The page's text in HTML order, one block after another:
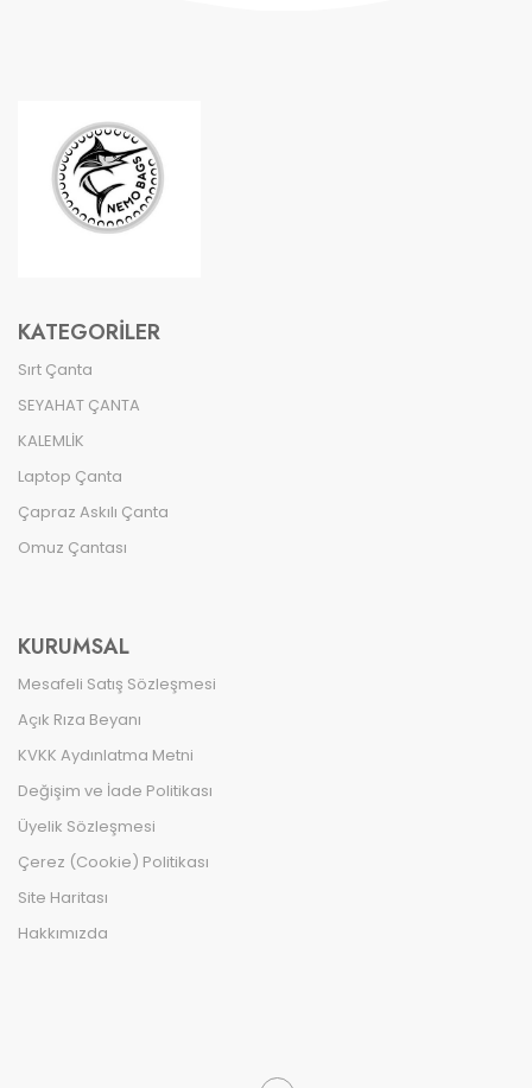
KATEGORILER
Sırt Çanta
SEYAHAT ÇANTA
KALEMLİK
Laptop Çanta
Çapraz Askılı Çanta
Omuz Çantası
KURUMSAL
Mesafeli Satış Sözleşmesi
Açık Rıza Beyanı
KVKK Aydınlatma Metni
Değişim ve İade Politikası
Üyelik Sözleşmesi
Çerez (Cookie) Politikası
Site Haritası
Hakkımızda